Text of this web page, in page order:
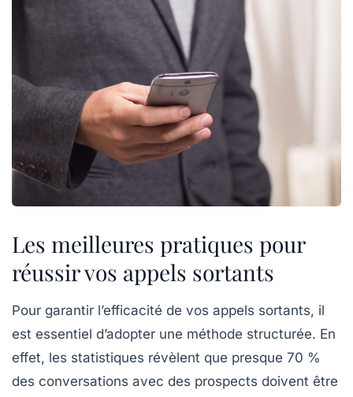
Les meilleures pratiques pour
réussir vos appels sortants
Pour garantir l’efficacité de vos appels sortants, il
est essentiel d’adopter une méthode structurée. En
effet, les statistiques révèlent que presque 70 %
des conversations avec des prospects doivent être